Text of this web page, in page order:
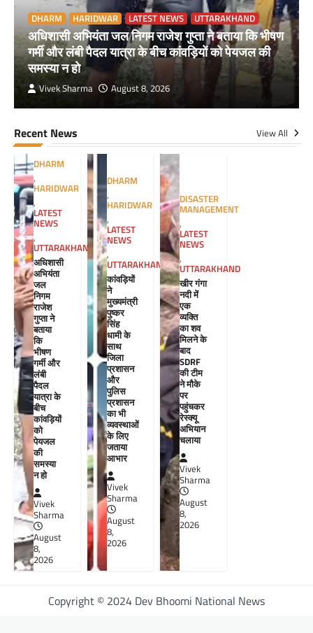
DHARM HARIDWAR LATEST NEWS UTTARAKHAND
अधिशासी अभियंता जल निगम राजेश गुप्ता ने बताया कि भीषण
गर्मी और लंबी पैदल यात्रा के बीच कांवड़ियों को पेयजल की
समस्या न हो
Vivek Sharma August 8, 2026
Recent News View All
DHARM
,
HARIDWAR
,
LATEST
NEWS
,
UTTARAKHAND
अधिशासी
अभियंता
जल
निगम
राजेश
गुप्ता ने
बताया
कि
भीषण
गर्मी और
लंबी
पैदल
यात्रा के
बीच
कांवड़ियों
को
पेयजल
की
समस्या
न हो
Vivek
Sharma
August
8,
2026
DHARM
,
HARIDWAR
,
LATEST
NEWS
,
UTTARAKHAND
कांवड़ियों
ने
मुख्यमंत्री
पुष्कर
सिंह
धामी के
साथ
जिला
प्रशासन
और
पुलिस
प्रशासन
का भी
व्यवस्थाओं
के लिए
जताया
आभार
Vivek
Sharma
August
8,
2026
DISASTER
MANAGEMENT
,
LATEST
NEWS
,
UTTARAKHAND
खीर गंगा
नदी में
एक
व्यक्ति
का शव
मिलने के
बाद
SDRF
की टीम
ने मौके
पर
पहुंचकर
रेस्क्यू
अभियान
चलाया
Vivek
Sharma
August
8,
2026
Copyright © 2024 Dev Bhoomi National News